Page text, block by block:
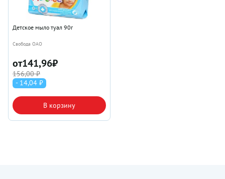
Детское мыло туал 90г
Свобода ОАО
от141,96₽
156,00 ₽
- 14,04 ₽
В корзину